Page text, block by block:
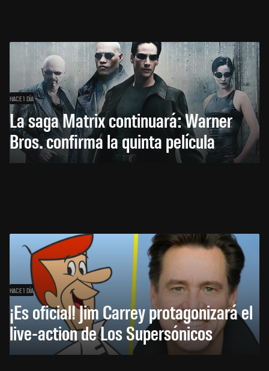
HACE 1 DÍA
La saga Matrix continuará: Warner
Bros. confirma la quinta película
HACE 1 DÍA
¡Es oficial! Jim Carrey protagonizará el
live-action de Los Supersónicos